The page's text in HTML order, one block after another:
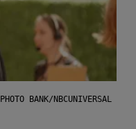
BANK/NBCUNIVERSAL